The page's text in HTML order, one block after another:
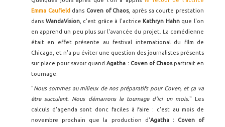
Emma Caufield dans Coven of Chaos, après sa courte prestation
dans WandaVision, c'est grâce à l'actrice Kathryn Hahn que l'on
en apprend un peu plus sur l'avancée du projet. La comédienne
était en effet présente au festival international du film de
Chicago, et n'a pu éviter une question des journalistes présents
sur place pour savoir quandAgatha : Coven of Chaospartirait en
tournage.
"Nous sommes au milieux de nos préparatifs pour Coven, et ça va
être succulent. Nous démarrons le tournage d'ici un mois." Les
calculs d'agenda sont donc faciles à faire : c'est au mois de
novembre prochain que la production d'Agatha : Coven of